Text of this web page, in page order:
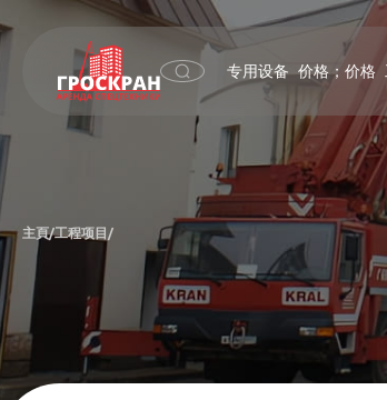
专用设备 价格；价格
主頁/工程项目/